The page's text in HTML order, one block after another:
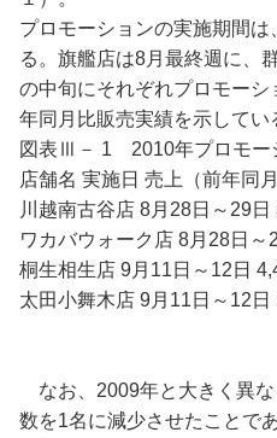
プロモーションの実施期間
る。旗艦店は8月最終週に、
の中旬にそれぞれプロモー
年同月比販売実績を示してい
図表Ⅲ－ 1 2010年プロモー
店舗名 実施日 売上（前年同
川越南古谷店 8月28日～29日
ワカバウォーク店 8月28日～
桐生相生店 9月11日～12日
太田小舞木店 9月11日～12日
なお、2009年と大きく異
数を1名に減少させたことで